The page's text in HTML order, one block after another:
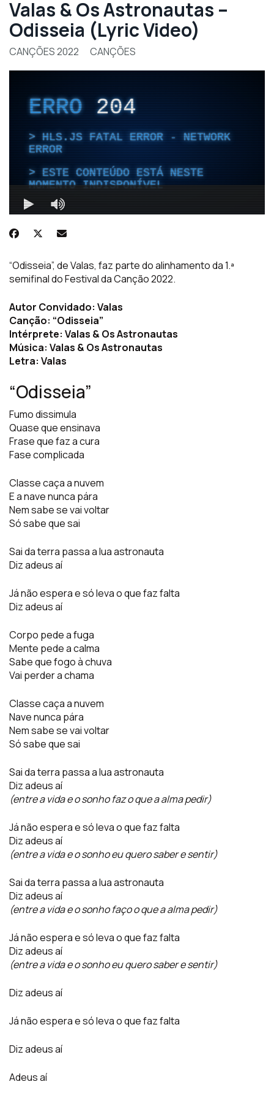
Valas & Os Astronautas –
Odisseia (Lyric Video)
CANÇÕES 2022 CANÇÕES
“Odisseia”, de Valas, faz parte do alinhamento da 1.ª
semifinal do Festival da Canção 2022.
Autor Convidado: Valas
Canção: “Odisseia”
Intérprete: Valas & Os Astronautas
Música: Valas & Os Astronautas
Letra: Valas
“Odisseia”
Fumo dissimula
Quase que ensinava
Frase que faz a cura
Fase complicada
Classe caça a nuvem
E a nave nunca pára
Nem sabe se vai voltar
Só sabe que sai
Sai da terra passa a lua astronauta
Diz adeus aí
Já não espera e só leva o que faz falta
Diz adeus aí
Corpo pede a fuga
Mente pede a calma
Sabe que fogo à chuva
Vai perder a chama
Classe caça a nuvem
Nave nunca pára
Nem sabe se vai voltar
Só sabe que sai
Sai da terra passa a lua astronauta
Diz adeus aí
(entre a vida e o sonho faz o que a alma pedir)
Já não espera e só leva o que faz falta
Diz adeus aí
(entre a vida e o sonho eu quero saber e sentir)
Sai da terra passa a lua astronauta
Diz adeus aí
(entre a vida e o sonho faço o que a alma pedir)
Já não espera e só leva o que faz falta
Diz adeus aí
(entre a vida e o sonho eu quero saber e sentir)
Diz adeus aí
Já não espera e só leva o que faz falta
Diz adeus aí
Adeus aí